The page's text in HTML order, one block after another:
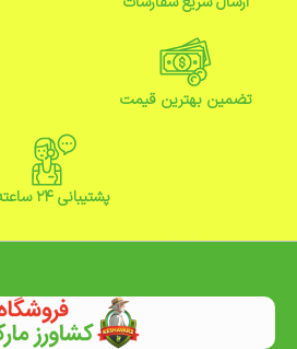
تضمین بهترین قیمت
پشتیبانی ۲۴ ساعته